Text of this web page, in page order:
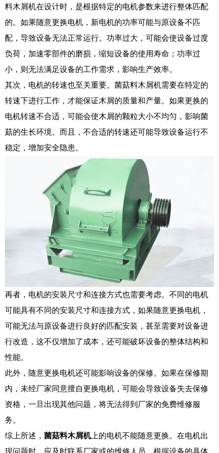
料木屑机在设计时，是根据特定的电机参数来进行整体匹配
的。如果随意更换电机，新电机的功率可能与原设备不匹
配，导致设备无法正常运行。功率过大，可能会使设备过度
负荷，加速零部件的磨损，缩短设备的使用寿命；功率过
小，则无法满足设备的工作需求，影响生产效率。
其次，电机的转速也至关重要。菌菇料木屑机需要在特定的
转速下进行工作，才能保证木屑的质量和产量。如果更换的
电机转速不合适，可能会使木屑的颗粒大小不均匀，影响菌
菇的生长环境。而且，不合适的转速还可能导致设备运行不
稳定，增加安全隐患。
再者，电机的安装尺寸和连接方式也需要考虑。不同的电机
可能具有不同的安装尺寸和连接方式，如果随意更换电机，
可能无法与原设备进行良好的匹配安装，甚至需要对设备进
行改造，这不仅增加了成本，还可能破坏设备的整体结构和
性能。
此外，随意更换电机还可能影响设备的保修。如果在保修期
内，未经厂家同意擅自更换电机，可能会导致设备失去保修
资格，一旦出现其他问题，将无法得到厂家的免费维修服
务。
综上所述， 菌菇料木屑机上的电机不能随意更换。在电机出
现问题时，应及时联系厂家或的维修人员，根据设备的具体